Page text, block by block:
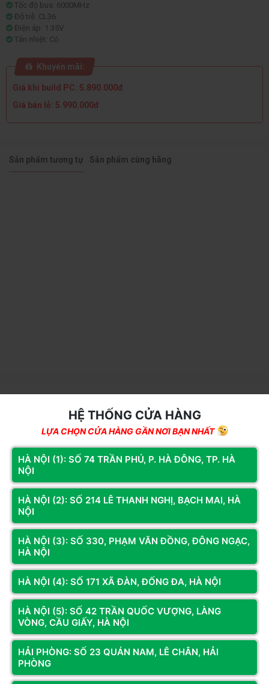
Tốc độ bus: 6000MHz
Đỗ trễ: CL36
Điện áp: 1.35V
Tản nhiệt: Có
Khuyến mãi:
Giá khi build PC: 5.890.000đ
Giá bán lẻ: 5.990.000đ
Sản phẩm tương tự Sản phẩm cùng hãng
THÔNG SỐ KỸ THUẬT
Dung lượng 16GB (1x16GB)
Loại
Tốc độ 6000 MHz
Độ trễ CL36
• Default (JEDEC): DDR5-4800 CL40-39-39 @1.1V
• EXPO Profile #0: DDR5-6000 CL36-44-44 @1.35V
HỆ THỐNG CỬA HÀNG
LỰA CHỌN CỬA HÀNG GẦN NƠI BẠN NHẤT
HÀ NỘI (1): SỐ 74 TRẦN PHÚ, P. HÀ ĐÔNG, TP. HÀ
NỘI
HÀ NỘI (2): SỐ 214 LÊ THANH NGHỊ, BẠCH MAI, HÀ
NỘI
HÀ NỘI (3): SỐ 330, PHẠM VĂN ĐỒNG, ĐÔNG NGẠC,
HÀ NỘI
HÀ NỘI (4): SỐ 171 XÃ ĐÀN, ĐỐNG ĐA, HÀ NỘI
HÀ NỘI (5): SỐ 42 TRẦN QUỐC VƯỢNG, LÀNG
VÒNG, CẦU GIẤY, HÀ NỘI
HẢI PHÒNG: SỐ 23 QUÁN NAM, LÊ CHÂN, HẢI
PHÒNG